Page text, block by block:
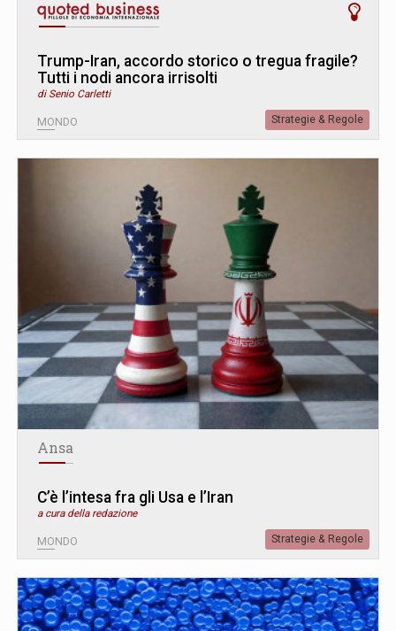
Trump-Iran, accordo storico o tregua fragile?
Tutti i nodi ancora irrisolti
di Senio Carletti
MONDO Strategie & Regole
Ansa
C’è l’intesa fra gli Usa e l’Iran
a cura della redazione
MONDO Strategie & Regole